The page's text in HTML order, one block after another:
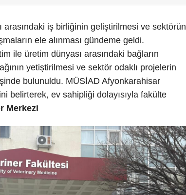
arasındaki iş birliğinin geliştirilmesi ve sektörün
ele alınması gündeme geldi.
ile üretim dünyası arasındaki bağların
yetiştirilmesi ve sektör odaklı projelerin
bulunuldu. MÜSİAD Afyonkarahisar
belirterek, ev sahipliği dolayısıyla fakülte
Merkezi